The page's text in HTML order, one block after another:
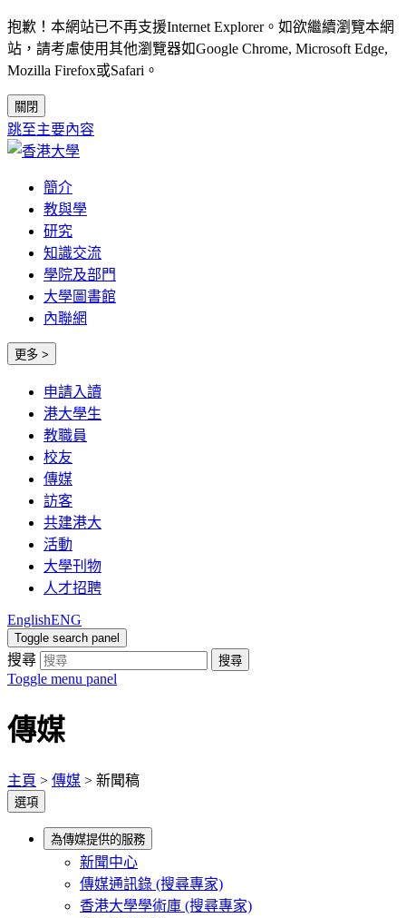
抱歉！本網站已不再支援Internet Explorer。如欲繼續瀏覽本網
站，請考慮使用其他瀏覽器如Google Chrome, Microsoft Edge,
Mozilla Firefox或Safari。
關閉
跳至主要內容
簡介
教與學
研究
知識交流
學院及部門
大學圖書館
內聯網
更多 >
申請入讀
港大學生
教職員
校友
傳媒
訪客
共建港大
活動
大學刊物
人才招聘
EnglishENG
Toggle search panel
搜尋 搜尋
Toggle menu panel
傳媒
主頁 > 傳媒 > 新聞稿
選項
為傳媒提供的服務
新聞中心
傳媒通訊錄 (搜尋專家)
香港大學學術庫 (搜尋專家)